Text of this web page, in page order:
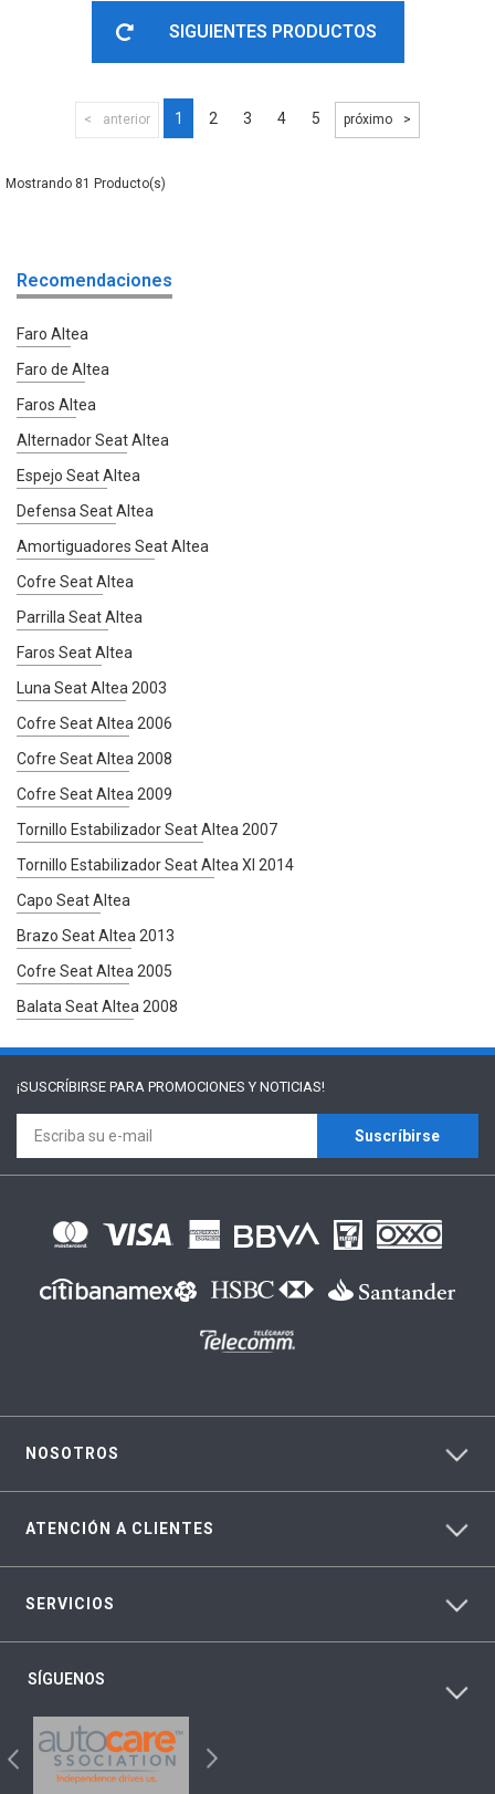
SIGUIENTES PRODUCTOS
anterior 1 2 3 4 5 próximo
81
Recomendaciones
Faro Altea
Faro de Altea
Faros Altea
Alternador Seat Altea
Espejo Seat Altea
Defensa Seat Altea
Amortiguadores Seat Altea
Cofre Seat Altea
Parrilla Seat Altea
Faros Seat Altea
Luna Seat Altea 2003
Cofre Seat Altea 2006
Cofre Seat Altea 2008
Cofre Seat Altea 2009
Tornillo Estabilizador Seat Altea 2007
Tornillo Estabilizador Seat Altea Xl 2014
Capo Seat Altea
Brazo Seat Altea 2013
Cofre Seat Altea 2005
Balata Seat Altea 2008
¡SUSCRÍBIRSE PARA PROMOCIONES Y NOTICIAS!
Suscríbirse
NOSOTROS
ATENCIÓN A CLIENTES
SERVICIOS
SÍGUENOS